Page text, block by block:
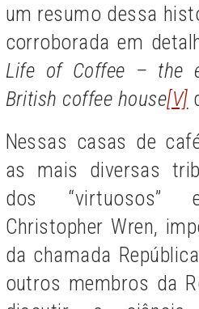
um resumo dessa
corroborada em
Life of Coffee – the
British coffee house[V]
Nessas casas de
as mais diversas
dos
Christopher Wren,
da chamada
outros membros da